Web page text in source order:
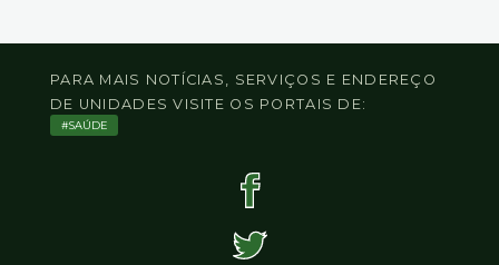
PARA MAIS NOTÍCIAS, SERVIÇOS E ENDEREÇO
DE UNIDADES VISITE OS PORTAIS DE:
SAÚDE